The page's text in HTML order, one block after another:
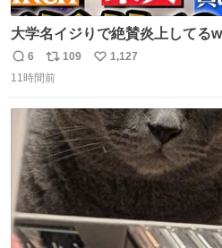
大学名イジりで絶賛炎上してる
問題はこっちでは？ ・都内の特定企業に入るのを極度に推
奨し，それ以外の地域で堅実に
化する ・院生が研究環境を求め
過去例↓
返
信
6
リ
ポ
ト
数
109
い
数
1,127
11時間前